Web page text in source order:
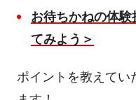
お待ちかねの体
てみよう＞
ポイントを教えてい